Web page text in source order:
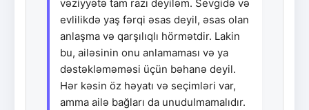
vəziyyətə tam razı deyiləm. Sevgidə və
evlilikdə yaş fərqi əsas deyil, əsas olan
anlaşma və qarşılıqlı hörmətdir. Lakin
bu, ailəsinin onu anlamaması və ya
dəstəkləməməsi üçün bəhanə deyil.
Hər kəsin öz həyatı və seçimləri var,
amma ailə bağları da unudulmamalıdır.